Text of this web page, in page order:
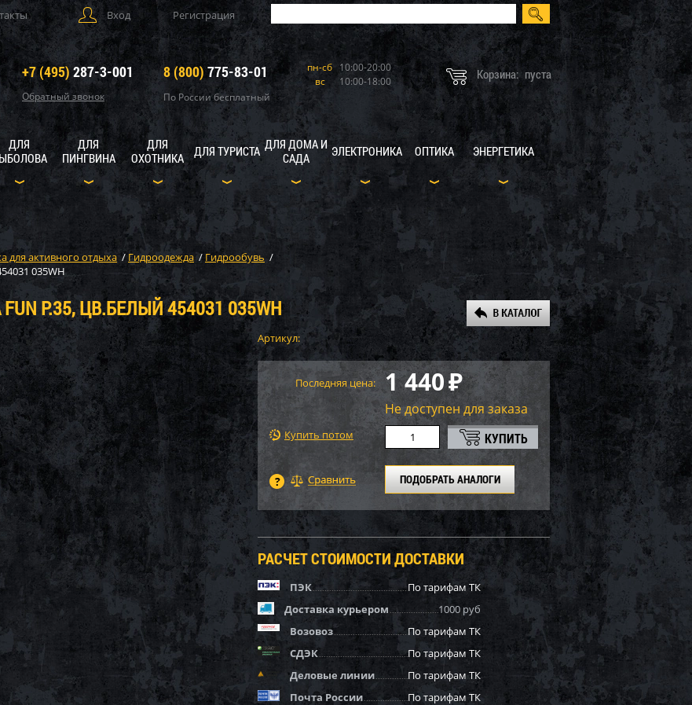
Вход Регистрация
+7 (495) 287-3-001
Обратный звонок
8 (800) 775-83-01
По России бесплатный
пн-сб 10:00-20:00
вс
10:00-18:00 Корзина: пуста
ДЛЯ
ДЛЯ
ПИНГВИНА
ДЛЯ
ОХОТНИКА
ДЛЯ ТУРИСТА ДЛЯ ДОМА И
САДА
ЭЛЕКТРОНИКА ОПТИКА ЭНЕРГЕТИКА
для активного отдыха / Гидроодежда / Гидрообувь /
035WH
Р.35, ЦВ.БЕЛЫЙ 454031 035WH
Артикул:
Последняя цена: 1 440₽
Не доступен для заказа
Купить потом
ПОДОБРАТЬ АНАЛОГИ
РАСЧЕТ СТОИМОСТИ ДОСТАВКИ
ПЭК
По тарифам ТК
Доставка курьером
1000 руб
Возовоз
По тарифам ТК
СДЭК
По тарифам ТК
Деловые линии
По тарифам ТК
Почта России
По тарифам ТК